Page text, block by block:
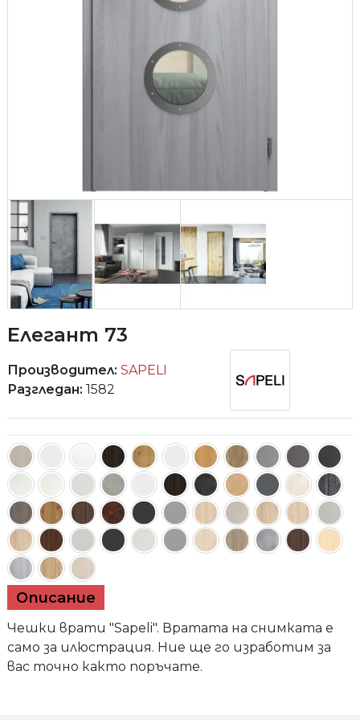
Елегант 73
Описание
Чешки врати "Sapeli". Вратата на снимката е
само за илюстрация. Ние ще го изработим за
вас точно както поръчате.
Производител: SAPELI
Разгледан: 1582
Елегант 73